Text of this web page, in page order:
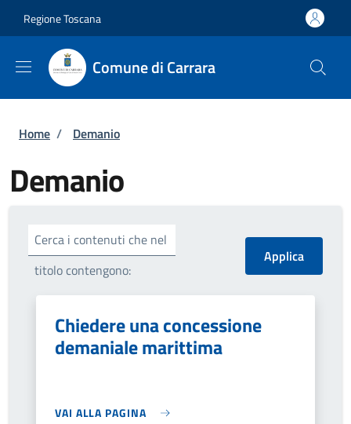
Regione Toscana
Comune di Carrara
Briciole di pane
Home / Demanio
Demanio
Cerca i contenuti che nel
titolo contengono:
Chiedere una concessione
demaniale marittima
VAI ALLA PAGINA